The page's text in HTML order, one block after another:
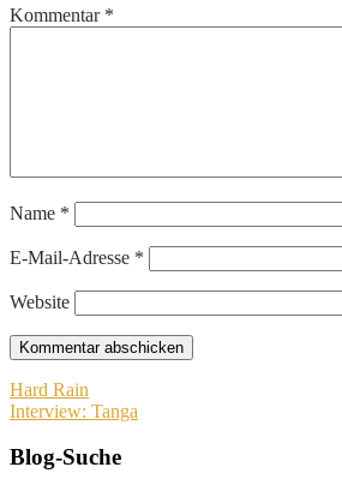
Kommentar *
Name *
E-Mail-Adresse *
Website
Beitragsnavigation
Hard Rain
Interview: Tanga
Blog-Suche